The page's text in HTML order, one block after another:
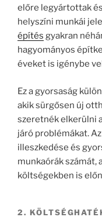
előre legyártottak
helyszíni munkái
építés gyakran
hagyományos
éveket is igénybe
Ez a gyorsaság
akik sürgősen új
szeretnék elkerülni
járó problémákat.
illeszkedése és
munkaórák számát,
költségekben is
2.